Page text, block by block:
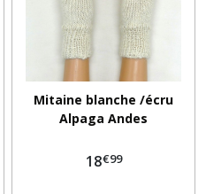
Mitaine blanche /écru
Alpaga Andes
18€99